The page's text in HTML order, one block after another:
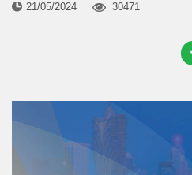
21/05/2024 30471